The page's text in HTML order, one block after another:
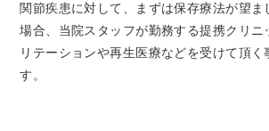
関節疾患に対して、まずは保存療法が望ま
場合、当院スタッフが勤務する提携クリニ
リテーションや再生医療などを受けて頂く
す。